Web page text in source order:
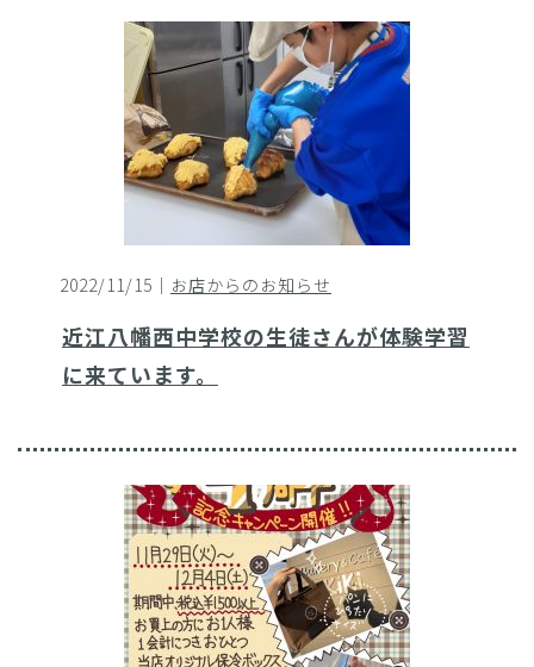
2022/11/15｜ お店からのお知らせ
近江八幡西中学校の生徒さんが体験学習
に来ています。